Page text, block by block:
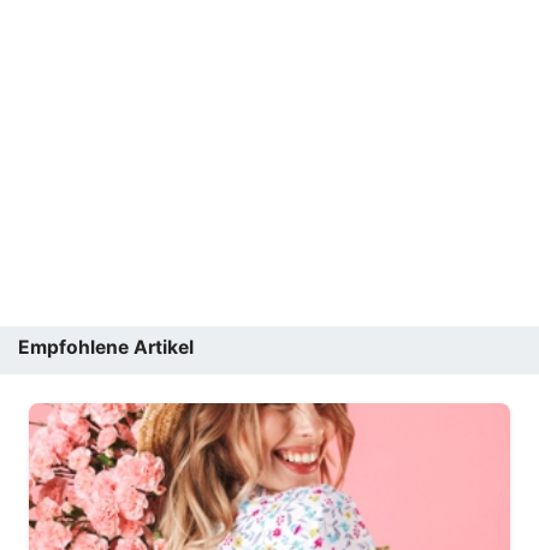
Empfohlene Artikel